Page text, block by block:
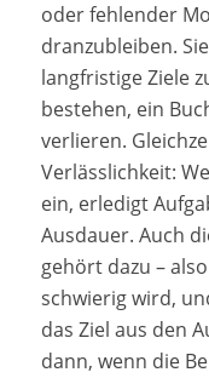
oder fehlender
dranzubleiben.
langfristige Ziele
bestehen, ein
verlieren.
Verlässlichkeit:
ein, erledigt
Ausdauer. Auch
gehört dazu –
schwierig wird,
das Ziel aus den
dann, wenn die